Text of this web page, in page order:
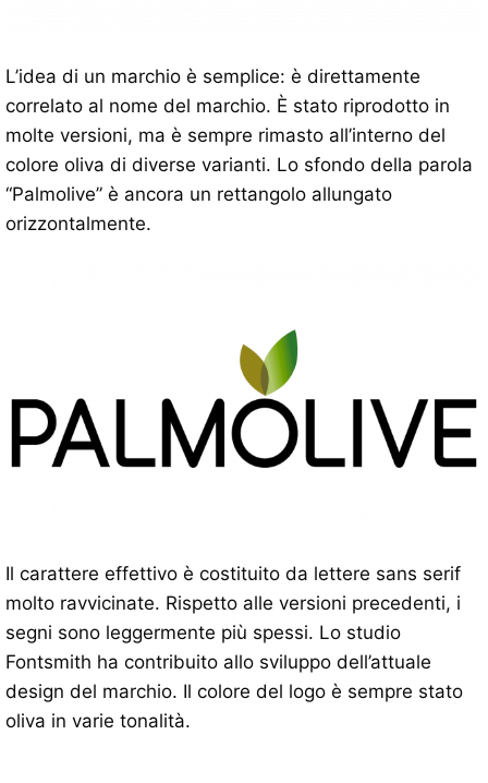
L’idea di un marchio è semplice: è direttamente
correlato al nome del marchio. È stato riprodotto in
molte versioni, ma è sempre rimasto all’interno del
colore oliva di diverse varianti. Lo sfondo della parola
“Palmolive” è ancora un rettangolo allungato
orizzontalmente.
Il carattere effettivo è costituito da lettere sans serif
molto ravvicinate. Rispetto alle versioni precedenti, i
segni sono leggermente più spessi. Lo studio
Fontsmith ha contribuito allo sviluppo dell’attuale
design del marchio. Il colore del logo è sempre stato
oliva in varie tonalità.